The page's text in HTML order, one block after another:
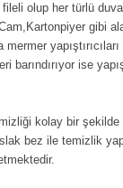
olup her türlü
gibi
ise
kolay bir
bez ile temizlik